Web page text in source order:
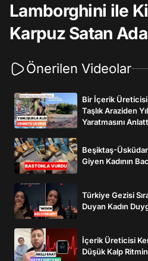
Lamborghini ile
Karpuz Satan
Önerilen Videolar
Bir İçerik Üreticisi
Taşlık Araziden
Yaratmasını
Beşiktaş-Üsküdar
Giyen Kadının
Türkiye Gezisi
Duyan Kadın
İçerik Üreticisi
Düşük Kalp